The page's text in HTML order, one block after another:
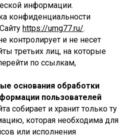
информации.
конфиденциальности
https://umg77.ru/.
контролирует и не несет
третьих лиц, на которые
по ссылкам,
основания обработки
пользователей
собирает и хранит только ту
которая необходима для
или исполнения